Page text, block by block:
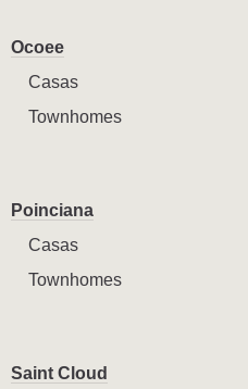
Ocoee
Casas
Townhomes
Poinciana
Casas
Townhomes
Saint Cloud